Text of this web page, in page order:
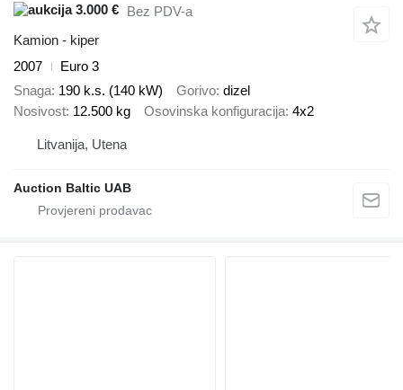
3.000 € Bez PDV-a
Kamion - kiper
2007
Euro 3
Snaga 190 k.s. (140 kW) Gorivo dizel
Nosivost 12.500 kg Osovinska konfiguracija 4x2
Litvanija, Utena
Auction Baltic UAB